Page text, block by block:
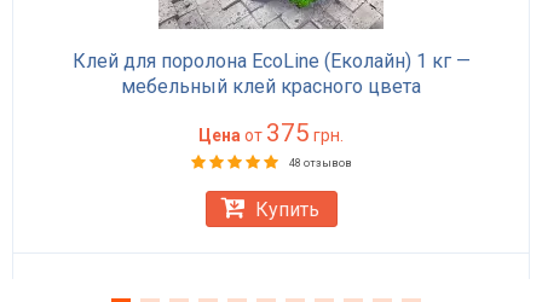
Клей для поролона EcoLine (Еколайн) 1 кг —
мебельный клей красного цвета
Цена от 375 грн.
48 отзывов
Купить